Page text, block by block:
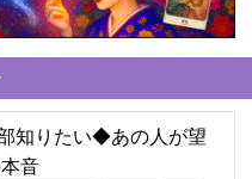
知りたい◆あの人が望
音